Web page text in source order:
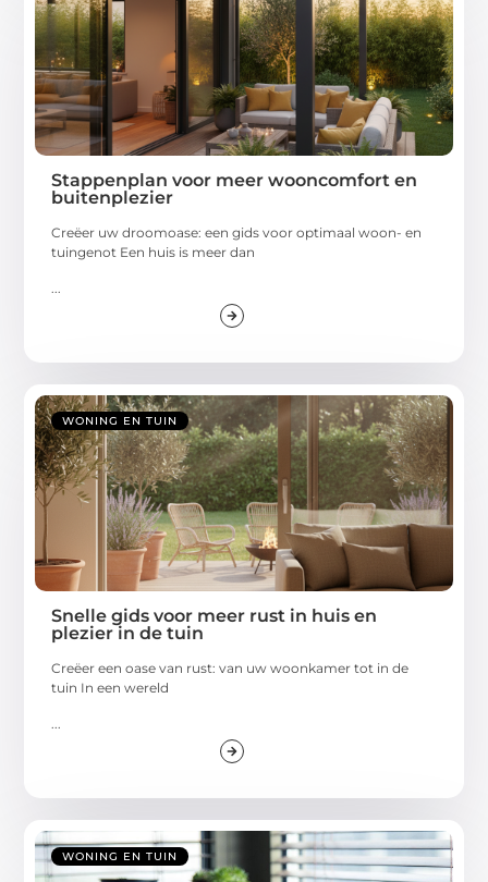
Stappenplan voor meer wooncomfort en
buitenplezier
Creëer uw droomoase: een gids voor optimaal woon- en
tuingenot Een huis is meer dan
WONING EN TUIN
Snelle gids voor meer rust in huis en
plezier in de tuin
Creëer een oase van rust: van uw woonkamer tot in de
tuin In een wereld
WONING EN TUIN